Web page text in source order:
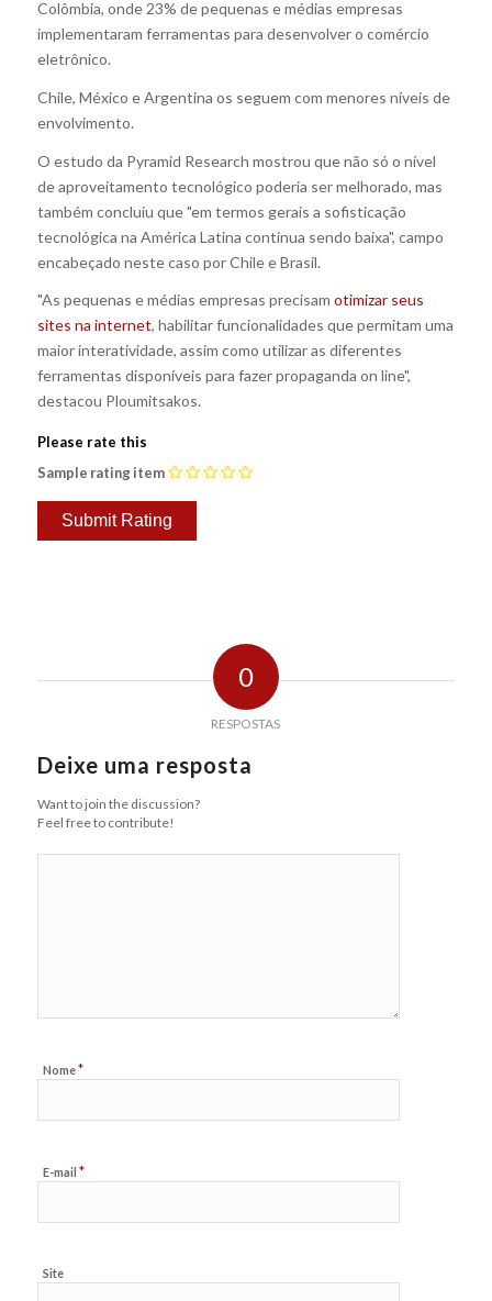
Colômbia, onde 23% de pequenas e médias empresas
implementaram ferramentas para desenvolver o comércio
eletrônico.
Chile, México e Argentina os seguem com menores níveis de
envolvimento.
O estudo da Pyramid Research mostrou que não só o nível
de aproveitamento tecnológico poderia ser melhorado, mas
também concluiu que "em termos gerais a sofisticação
tecnológica na América Latina continua sendo baixa", campo
encabeçado neste caso por Chile e Brasil.
"As pequenas e médias empresas precisam otimizar seus
sites na internet, habilitar funcionalidades que permitam uma
maior interatividade, assim como utilizar as diferentes
ferramentas disponíveis para fazer propaganda on line",
destacou Ploumitsakos.
Please rate this
Sample rating item
0
RESPOSTAS
Deixe uma resposta
Want to join the discussion?
Feel free to contribute!
Nome*
E-mail *
Site